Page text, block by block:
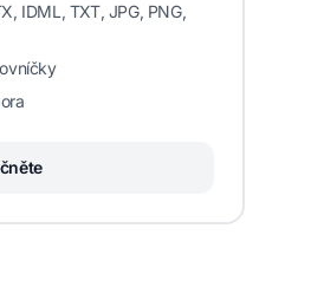
IDML, TXT, JPG, PNG,